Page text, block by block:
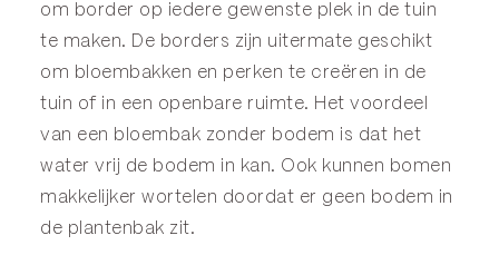
om border op iedere gewenste plek in de tuin
te maken. De borders zijn uitermate geschikt
om bloembakken en perken te creëren in de
tuin of in een openbare ruimte. Het voordeel
van een bloembak zonder bodem is dat het
water vrij de bodem in kan. Ook kunnen bomen
makkelijker wortelen doordat er geen bodem in
de plantenbak zit.